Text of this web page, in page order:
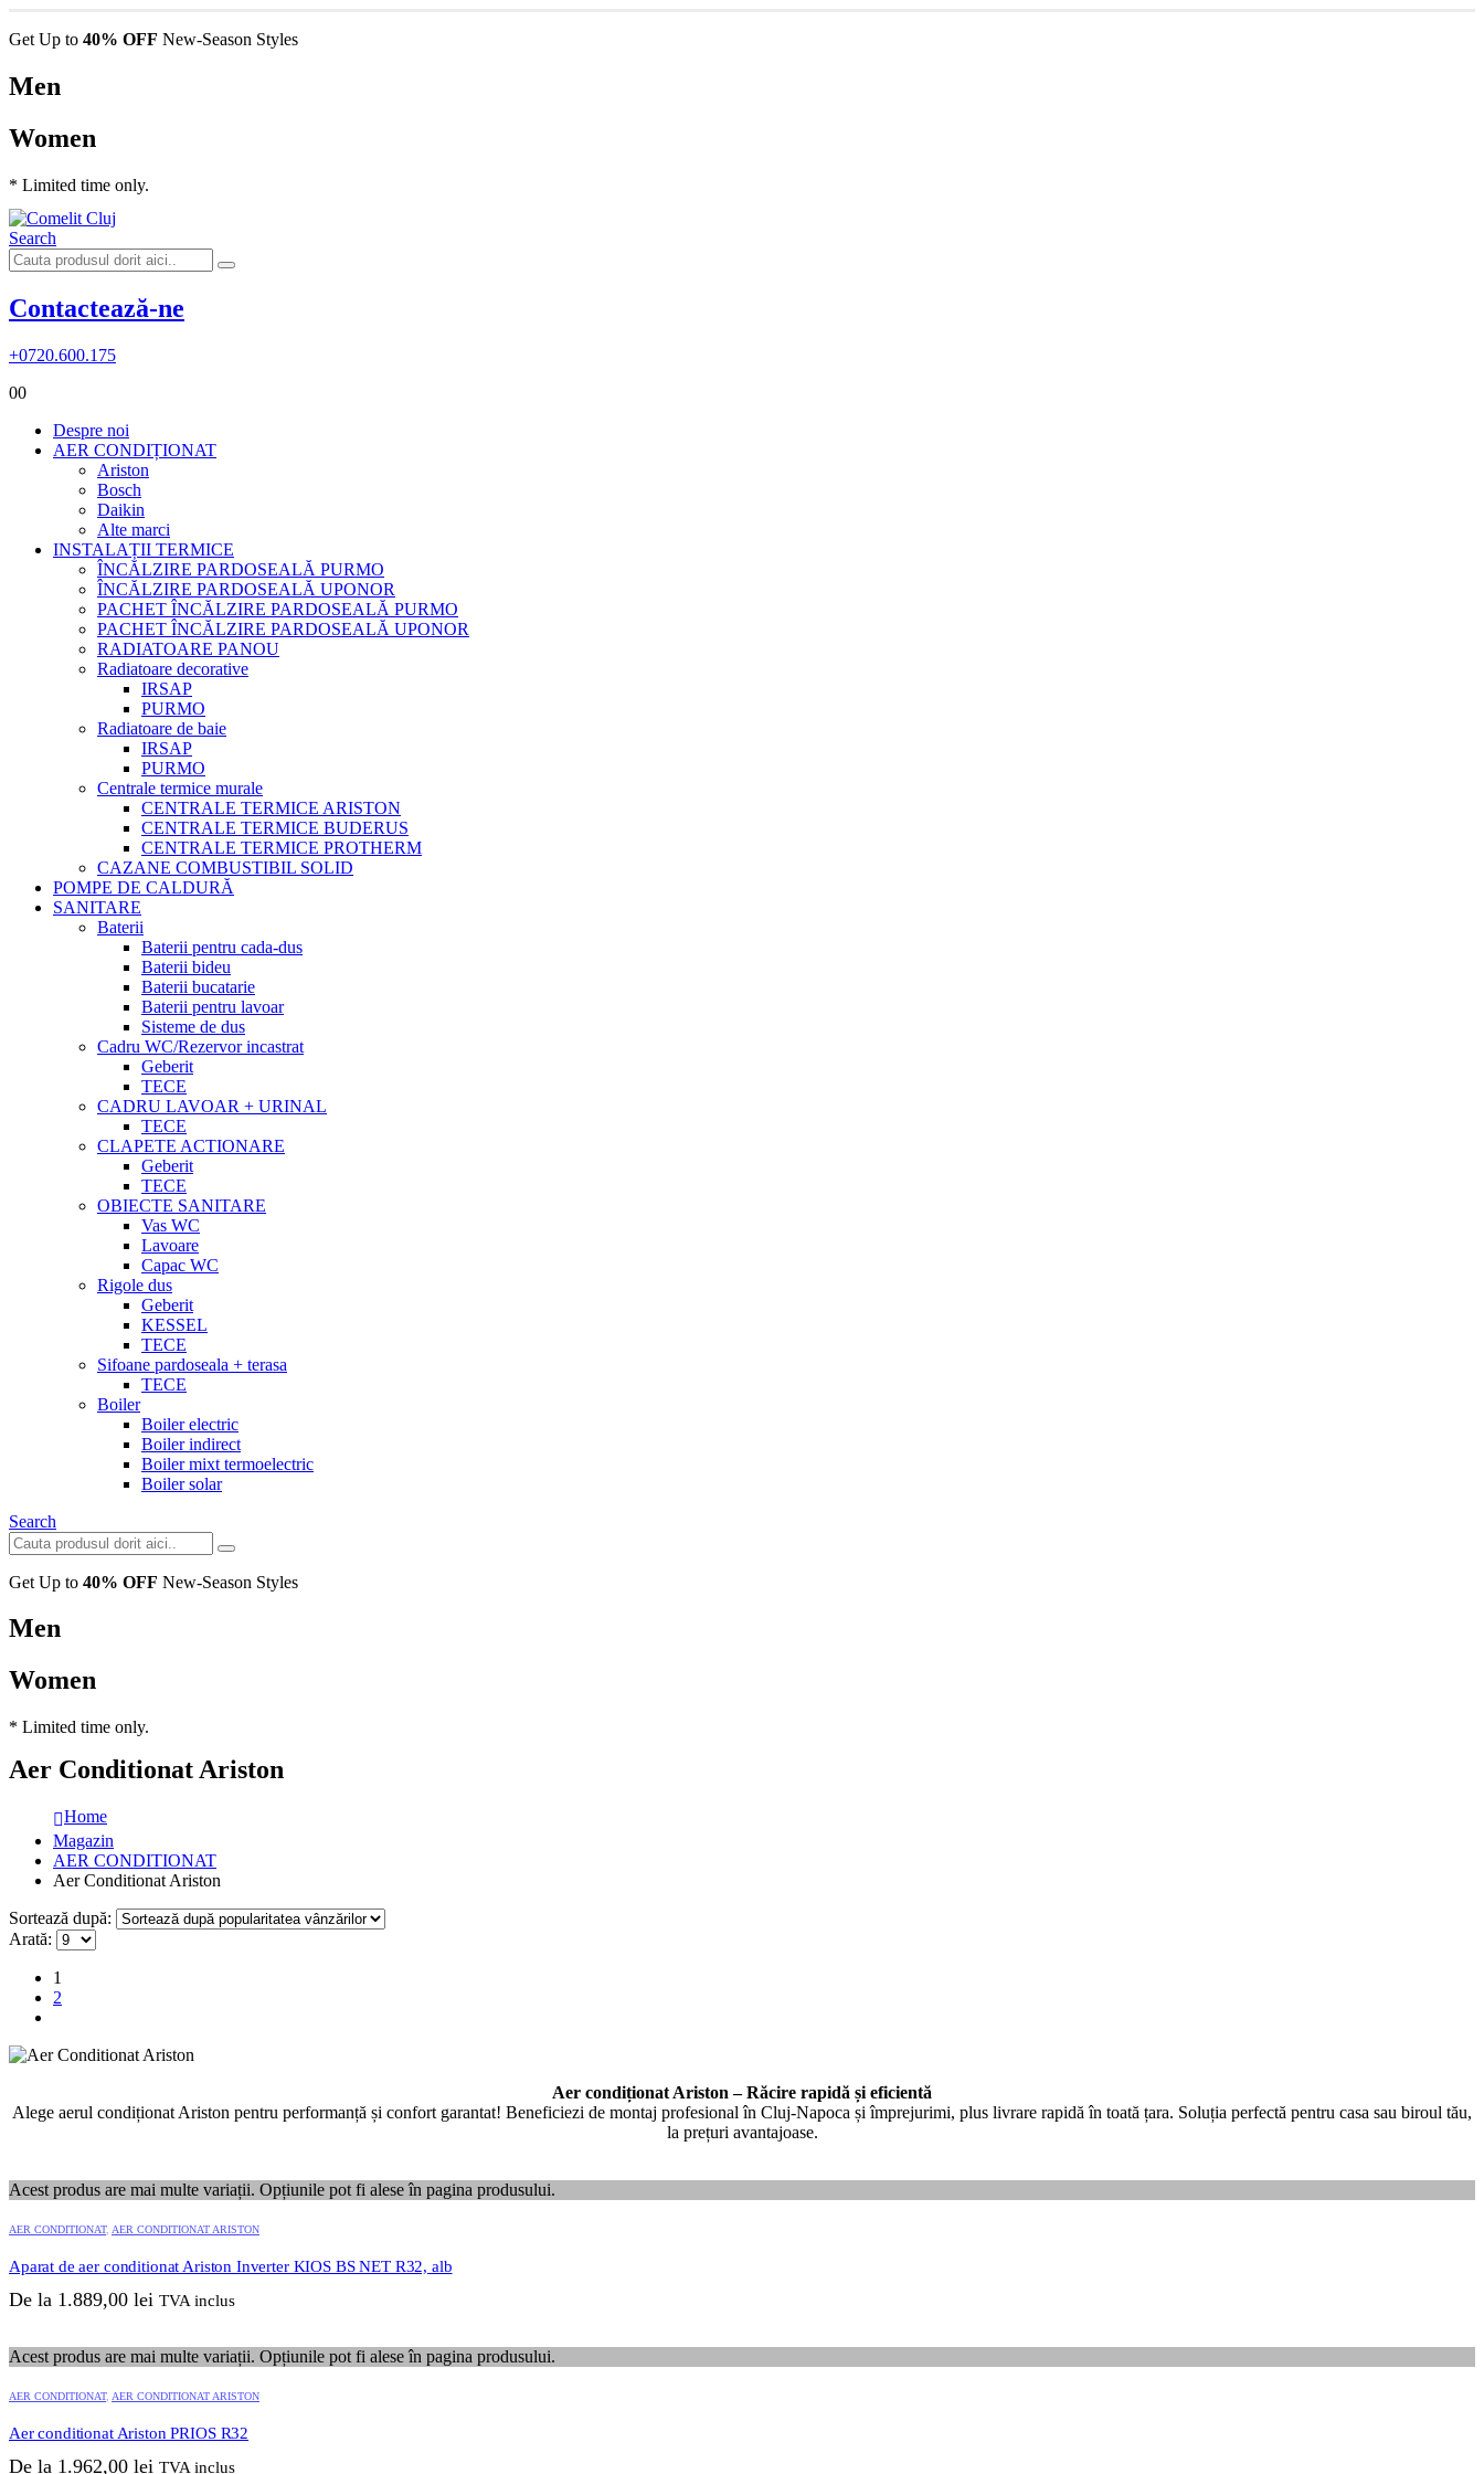
Get Up to 40% OFF New-Season Styles
Men
Women
* Limited time only.
Search
Contactează-ne
+0720.600.175
00
Despre noi
AER CONDIȚIONAT
Ariston
Bosch
Daikin
Alte marci
INSTALAȚII TERMICE
ÎNCĂLZIRE PARDOSEALĂ PURMO
ÎNCĂLZIRE PARDOSEALĂ UPONOR
PACHET ÎNCĂLZIRE PARDOSEALĂ PURMO
PACHET ÎNCĂLZIRE PARDOSEALĂ UPONOR
RADIATOARE PANOU
Radiatoare decorative
IRSAP
PURMO
Radiatoare de baie
IRSAP
PURMO
Centrale termice murale
CENTRALE TERMICE ARISTON
CENTRALE TERMICE BUDERUS
CENTRALE TERMICE PROTHERM
CAZANE COMBUSTIBIL SOLID
POMPE DE CALDURĂ
SANITARE
Baterii
Baterii pentru cada-dus
Baterii bideu
Baterii bucatarie
Baterii pentru lavoar
Sisteme de dus
Cadru WC/Rezervor incastrat
Geberit
TECE
CADRU LAVOAR + URINAL
TECE
CLAPETE ACTIONARE
Geberit
TECE
OBIECTE SANITARE
Vas WC
Lavoare
Capac WC
Rigole dus
Geberit
KESSEL
TECE
Sifoane pardoseala + terasa
TECE
Boiler
Boiler electric
Boiler indirect
Boiler mixt termoelectric
Boiler solar
Search
Get Up to 40% OFF New-Season Styles
Men
Women
* Limited time only.
Aer Conditionat Ariston
Home
Magazin
AER CONDITIONAT
Aer Conditionat Ariston
Sortează după:
Arată:
1
2
Aer condiționat Ariston – Răcire rapidă și eficientă
Alege aerul condiționat Ariston pentru performanță și confort garantat! Beneficiezi de montaj profesional în Cluj-Napoca și împrejurimi, plus livrare rapidă în toată țara. Soluția perfectă pentru casa sau biroul tău,
la prețuri avantajoase.
Acest produs are mai multe variații. Opțiunile pot fi alese în pagina produsului.
AER CONDITIONAT, AER CONDITIONAT ARISTON
Aparat de aer conditionat Ariston Inverter KIOS BS NET R32, alb
De la 1.889,00 lei TVA inclus
Acest produs are mai multe variații. Opțiunile pot fi alese în pagina produsului.
AER CONDITIONAT, AER CONDITIONAT ARISTON
Aer conditionat Ariston PRIOS R32
De la 1.962,00 lei TVA inclus